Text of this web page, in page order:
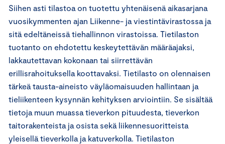
Siihen asti tilastoa on tuotettu yhtenäisenä aikasarjana
vuosikymmenten ajan Liikenne- ja viestintävirastossa ja
sitä edeltäneissä tiehallinnon virastoissa. Tietilaston
tuotanto on ehdotettu keskeytettävän määräajaksi,
lakkautettavan kokonaan tai siirrettävän
erillisrahoituksella koottavaksi. Tietilasto on olennaisen
tärkeä tausta-aineisto väyläomaisuuden hallintaan ja
tieliikenteen kysynnän kehityksen arviointiin. Se sisältää
tietoja muun muassa tieverkon pituudesta, tieverkon
taitorakenteista ja osista sekä liikennesuoritteista
yleisellä tieverkolla ja katuverkolla. Tietilaston